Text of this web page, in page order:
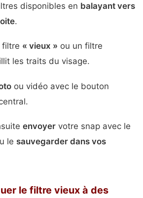
disponibles en balayant vers
.
filtre « vieux » ou un filtre
les traits du visage.
ou vidéo avec le bouton
envoyer votre snap avec le
le sauvegarder dans vos
le filtre vieux à des